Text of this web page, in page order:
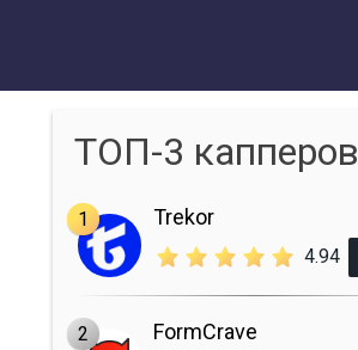
ТОП-3 капперов
1 Trekor
4.94
2 FormCrave